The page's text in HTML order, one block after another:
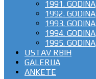
1991. GODINA
1992. GODINA
1993. GODINA
1994. GODINA
1995. GODINA
USTAV RBIH
GALERIJA
ANKETE